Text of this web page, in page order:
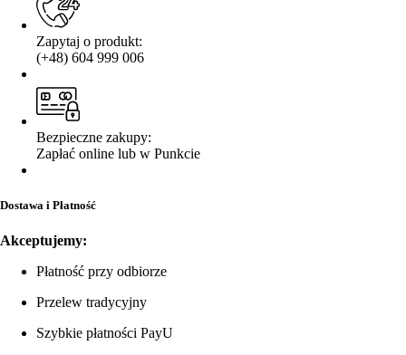
Zapytaj o produkt:
(+48) 604 999 006
Bezpieczne zakupy:
Zapłać online lub w Punkcie
Dostawa i Płatność
Akceptujemy:
Płatność przy odbiorze
Przelew tradycyjny
Szybkie płatności PayU